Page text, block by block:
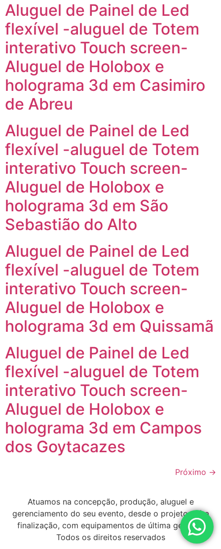
Aluguel de Painel de Led
flexível -aluguel de Totem
interativo Touch screen-
Aluguel de Holobox e
holograma 3d em Casimiro
de Abreu
Aluguel de Painel de Led
flexível -aluguel de Totem
interativo Touch screen-
Aluguel de Holobox e
holograma 3d em São
Sebastião do Alto
Aluguel de Painel de Led
flexível -aluguel de Totem
interativo Touch screen-
Aluguel de Holobox e
holograma 3d em Quissamã
Aluguel de Painel de Led
flexível -aluguel de Totem
interativo Touch screen-
Aluguel de Holobox e
holograma 3d em Campos
dos Goytacazes
Próximo →
Atuamos na concepção, produção, aluguel e
gerenciamento do seu evento, desde o projeto até a
finalização, com equipamentos de última geração
Todos os direitos reservados